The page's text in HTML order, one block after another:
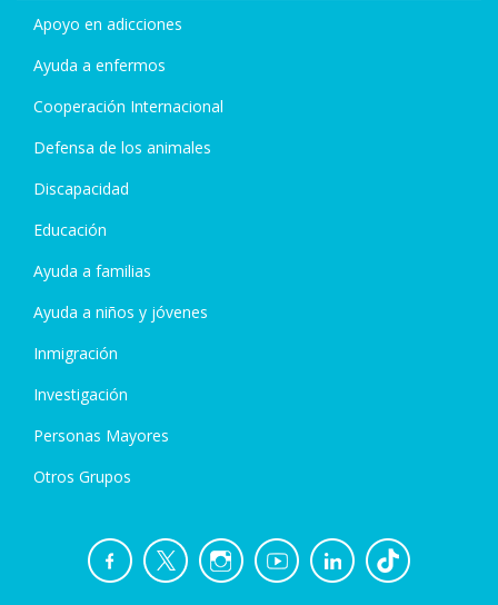
Apoyo en adicciones
Ayuda a enfermos
Cooperación Internacional
Defensa de los animales
Discapacidad
Educación
Ayuda a familias
Ayuda a niños y jóvenes
Inmigración
Investigación
Personas Mayores
Otros Grupos